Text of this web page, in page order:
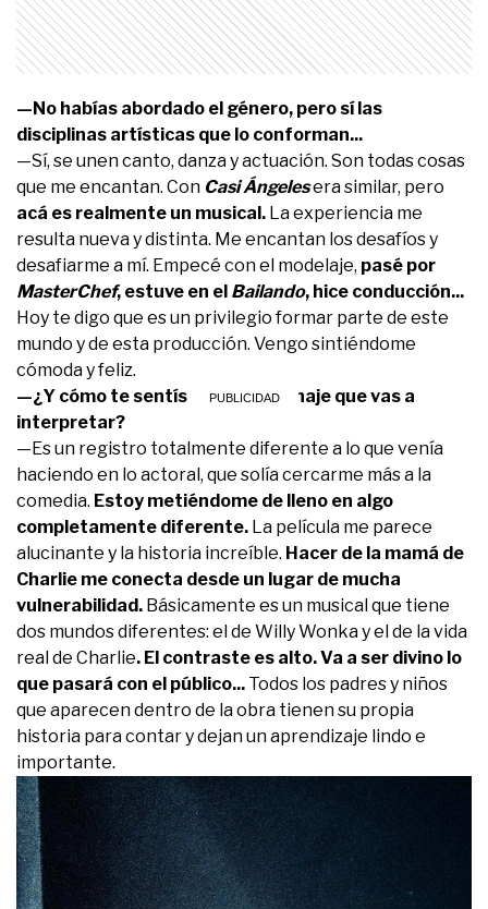
—No habías abordado el género, pero sí las
disciplinas artísticas que lo conforman...
—Sí, se unen canto, danza y actuación. Son todas cosas
que me encantan. Con Casi Ángelesera similar, pero
acá es realmente un musical. La experiencia me
resulta nueva y distinta. Me encantan los desafíos y
desafiarme a mí. Empecé con el modelaje, pasé por
MasterChef, estuve en el Bailando, hice conducción...
Hoy te digo que es un privilegio formar parte de este
mundo y de esta producción. Vengo sintiéndome
cómoda y feliz.
—¿Y cómo te sentís con el personaje que vas a
interpretar?
—Es un registro totalmente diferente a lo que venía
haciendo en lo actoral, que solía cercarme más a la
comedia. Estoy metiéndome de lleno en algo
completamente diferente. La película me parece
alucinante y la historia increíble. Hacer de la mamá de
Charlie me conecta desde un lugar de mucha
vulnerabilidad. Básicamente es un musical que tiene
dos mundos diferentes: el de Willy Wonka y el de la vida
real de Charlie. El contraste es alto. Va a ser divino lo
que pasará con el público... Todos los padres y niños
que aparecen dentro de la obra tienen su propia
historia para contar y dejan un aprendizaje lindo e
importante.